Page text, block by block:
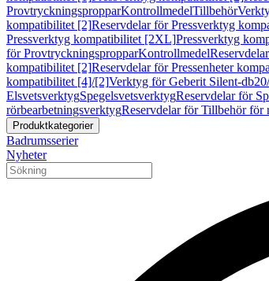
ProvtryckningspropparKontrollmedelTillbehör
kompatibilitet [2]Reservdelar för Pressverktyg
Pressverktyg kompatibilitet [2XL]Pressverktyg
för ProvtryckningspropparKontrollmedel
kompatibilitet [2]Reservdelar för Pressenheter
kompatibilitet [4]/[2]Verktyg för Geberit Silent-
ElsvetsverktygSpegelsvetsverktygReservdelar för
rörbearbetningsverktygReservdelar för Tillbehör för
Produktkategorier
Badrumsserier
Nyheter